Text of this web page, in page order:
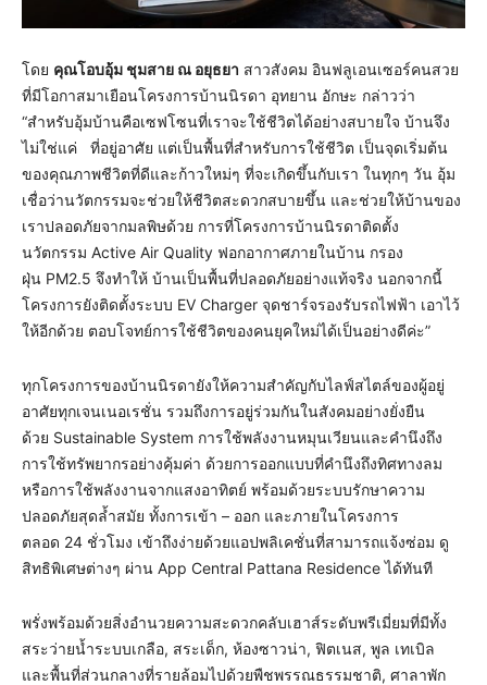
โดย คุณโอบอุ้ม ชุมสาย ณ อยุธยา สาวสังคม อินฟลูเอนเซอร์คนสวย
ที่มีโอกาสมาเยือนโครงการบ้านนิรดา อุทยาน อักษะ กล่าวว่า
“สำหรับอุ้มบ้านคือเซฟโซนที่เราจะใช้ชีวิตได้อย่างสบายใจ บ้านจึง
ไม่ใช่แค่ ที่อยู่อาศัย แต่เป็นพื้นที่สำหรับการใช้ชีวิต เป็นจุดเริ่มต้น
ของคุณภาพชีวิตที่ดีและก้าวใหม่ๆ ที่จะเกิดขึ้นกับเรา ในทุกๆ วัน อุ้ม
เชื่อว่านวัตกรรมจะช่วยให้ชีวิตสะดวกสบายขึ้น และช่วยให้บ้านของ
เราปลอดภัยจากมลพิษด้วย การที่โครงการบ้านนิรดาติดตั้ง
นวัตกรรม Active Air Quality ฟอกอากาศภายในบ้าน กรอง
ฝุ่น PM2.5 จึงทำให้ บ้านเป็นพื้นที่ปลอดภัยอย่างแท้จริง นอกจากนี้
โครงการยังติดตั้งระบบ EV Charger จุดชาร์จรองรับรถไฟฟ้า เอาไว้
ให้อีกด้วย ตอบโจทย์การใช้ชีวิตของคนยุคใหม่ได้เป็นอย่างดีค่ะ”
ทุกโครงการของบ้านนิรดายังให้ความสำคัญกับไลฟ์สไตล์ของผู้อยู่
อาศัยทุกเจนเนอเรชั่น รวมถึงการอยู่ร่วมกันในสังคมอย่างยั่งยืน
ด้วย Sustainable System การใช้พลังงานหมุนเวียนและคำนึงถึง
การใช้ทรัพยากรอย่างคุ้มค่า ด้วยการออกแบบที่คำนึงถึงทิศทางลม
หรือการใช้พลังงานจากแสงอาทิตย์ พร้อมด้วยระบบรักษาความ
ปลอดภัยสุดล้ำสมัย ทั้งการเข้า – ออก และภายในโครงการ
ตลอด 24 ชั่วโมง เข้าถึงง่ายด้วยแอปพลิเคชั่นที่สามารถแจ้งซ่อม ดู
สิทธิพิเศษต่างๆ ผ่าน App Central Pattana Residence ได้ทันที
พรั่งพร้อมด้วยสิ่งอำนวยความสะดวกคลับเฮาส์ระดับพรีเมี่ยมที่มีทั้ง
สระว่ายน้ำระบบเกลือ, สระเด็ก, ห้องซาวน่า, ฟิตเนส, พูล เทเบิล
และพื้นที่ส่วนกลางที่รายล้อมไปด้วยพืชพรรณธรรมชาติ, ศาลาพัก